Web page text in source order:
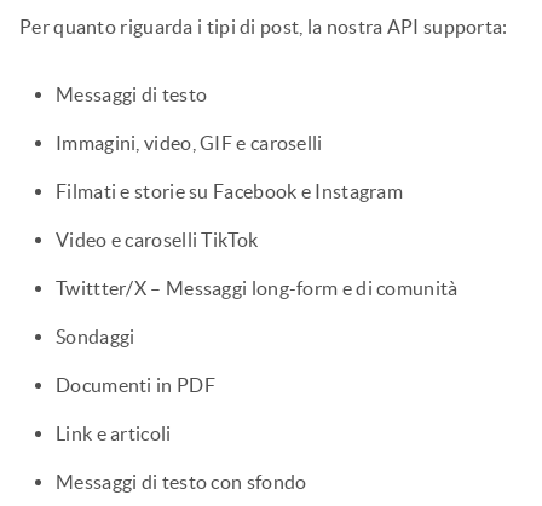
Per quanto riguarda i tipi di post, la nostra API supporta:
Messaggi di testo
Immagini, video, GIF e caroselli
Filmati e storie su Facebook e Instagram
Video e caroselli TikTok
Twittter/X – Messaggi long-form e di comunità
Sondaggi
Documenti in PDF
Link e articoli
Messaggi di testo con sfondo